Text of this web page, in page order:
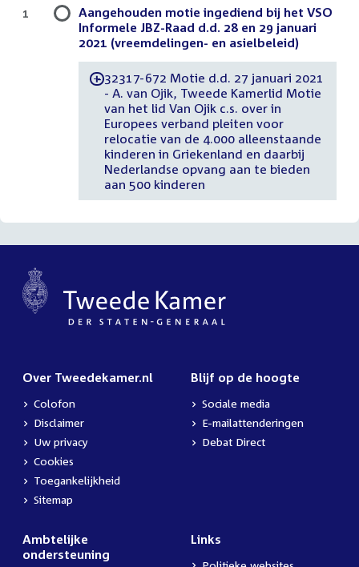
Aangehouden motie ingediend bij het VSO
Informele JBZ-Raad d.d. 28 en 29 januari
2021 (vreemdelingen- en asielbeleid)
-32317-672 Motie d.d. 27 januari 2021
- A. van Ojik, Tweede Kamerlid Motie
van het lid Van Ojik c.s. over in
Europees verband pleiten voor
relocatie van de 4.000 alleenstaande
kinderen in Griekenland en daarbij
Nederlandse opvang aan te bieden
aan 500 kinderen
1
Over Tweedekamer.nl
Colofon
Disclaimer
Uw privacy
Cookies
Toegankelijkheid
Sitemap
Blijf op de hoogte
Sociale media
E-mailattenderingen
Debat Direct
Ambtelijke
ondersteuning
Links